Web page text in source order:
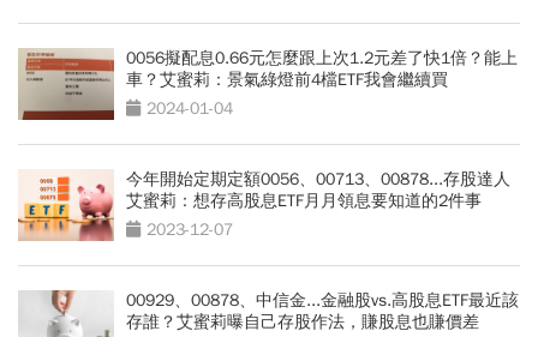
0056擬配息0.66元怎麼跟上次1.2元差了快1倍？能上
車？艾蜜莉：景氣綠燈前4檔ETF我會繼續買
2024-01-04
今年開始定期定額0056、00713、00878...存股達人
艾蜜莉：想存高股息ETF月月領息要知道的2件事
2023-12-07
00929、00878、中信金...金融股vs.高股息ETF最近該
存誰？艾蜜莉曝自己存股作法，賺股息也賺價差